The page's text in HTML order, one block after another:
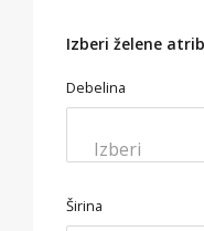
Izberi želene
Debelina
Izberi
Širina